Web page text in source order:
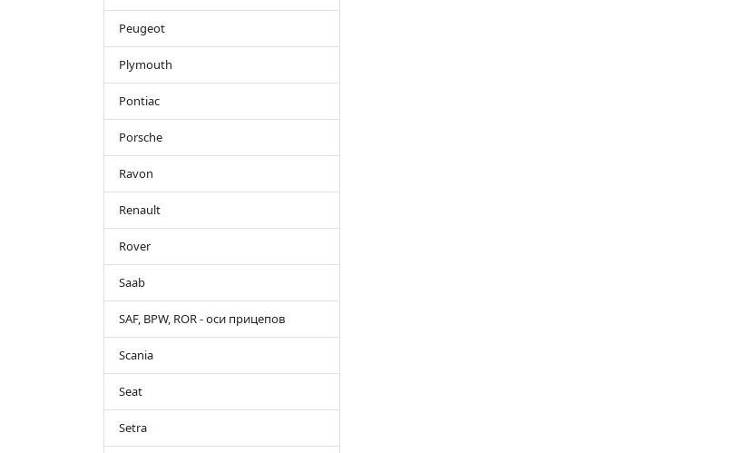
Peugeot
Plymouth
Pontiac
Porsche
Ravon
Renault
Rover
Saab
SAF, BPW, ROR - оси прицепов
Scania
Seat
Setra